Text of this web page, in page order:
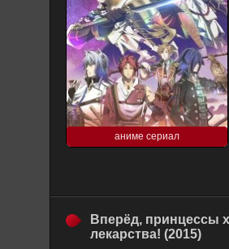
аниме сериал
Вперёд, принцессы
лекарства! (2015)